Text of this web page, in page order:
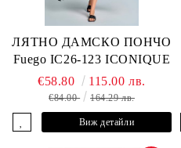
ЛЯТНО ДАМСКО ПОНЧО
Fuego IC26-123 ICONIQUE
€58.80 115.00 лв.
€84.00 164.29 лв.
Виж детайли